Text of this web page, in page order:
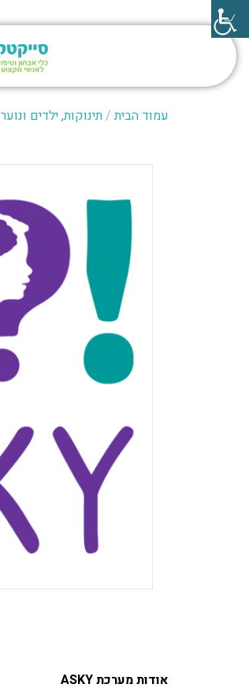
עמוד הבית/תינוקות, ילדים ונוער
אודות מערכת ASKY